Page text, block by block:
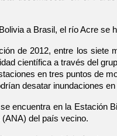
a Brasil, el río Acre se
de 2012, entre los siete
científica a través del
en tres puntos de
desatar inundaciones
encuentra en la Estación
(ANA) del país vecino.